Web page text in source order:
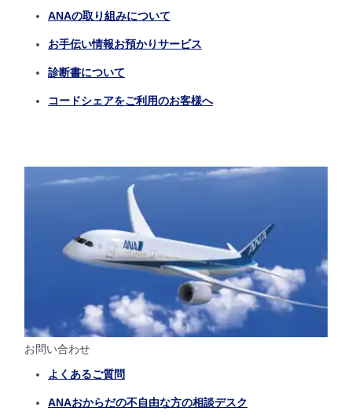
ANAの取り組みについて
お手伝い情報お預かりサービス
診断書について
コードシェアをご利用のお客様へ
お問い合わせ
よくあるご質問
ANAおからだの不自由な方の相談デスク